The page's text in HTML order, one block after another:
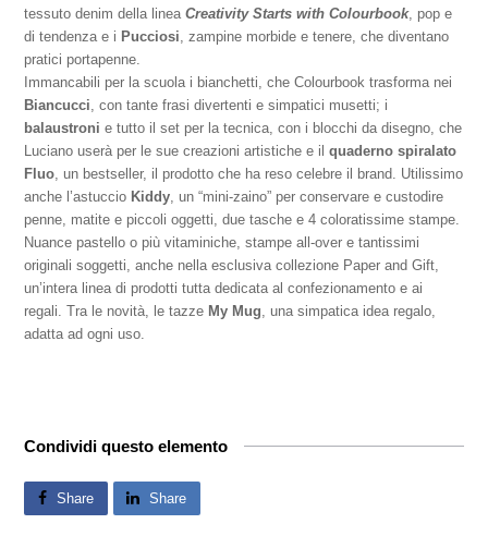
tessuto denim della lineaCreativity Starts with Colourbook, pop e
di tendenza e i Pucciosi , zampine morbide e tenere, che diventano
pratici portapenne.
Immancabili per la scuola i bianchetti, che Colourbook trasforma nei
Biancucci , con tante frasi divertenti e simpatici musetti; i
balaustronie tutto il set per la tecnica, con i blocchi da disegno, che
Luciano userà per le sue creazioni artistiche e ilquaderno spiralato
Fluo , un bestseller, il prodotto che ha reso celebre il brand. Utilissimo
anche l’astuccio Kiddy , un “mini-zaino” per conservare e custodire
penne, matite e piccoli oggetti, due tasche e 4 coloratissime stampe.
Nuance pastello o più vitaminiche, stampe all-over e tantissimi
originali soggetti, anche nella esclusiva collezione Paper and Gift,
un’intera linea di prodotti tutta dedicata al confezionamento e ai
regali. Tra le novità, le tazze My Mug , una simpatica idea regalo,
adatta ad ogni uso.
Condividi questo elemento
Share Share